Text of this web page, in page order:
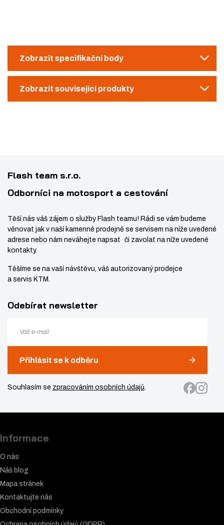
t
s
t
v
s
t
v
í
Zobrazit specifikační body
Zobrazit související produkty
Flash team s.r.o.
Odborníci na motosport a cestování
Těší nás váš zájem o služby Flash teamu! Rádi se vám budeme
věnovat jak v naší kamenné prodejně se servisem na níže uvedené
adrese nebo nám neváhejte napsat či zavolat na níže uvedené
kontakty.
Těšíme se na vaší návštěvu, váš autorizovaný prodejce
a servis KTM.
Odebírat newsletter
Přihlásit se k odběru
Souhlasím se zpracováním osobních údajů.
Informace
O nás
Náš blog
Mapa stránek
Kontaktujte nás
Obchodní podmínky